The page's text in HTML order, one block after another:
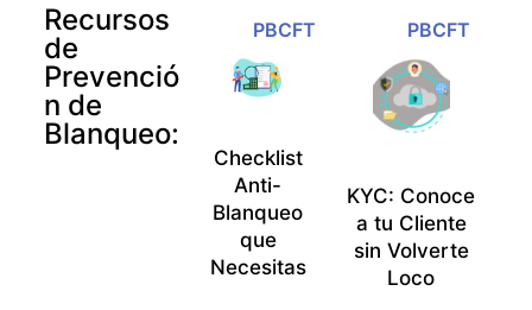
Recursos
de
Prevenció
n de
Blanqueo:
PBCFT
Checklist
Anti-
Blanqueo
que
Necesitas
PBCFT
KYC: Conoce
a tu Cliente
sin Volverte
Loco